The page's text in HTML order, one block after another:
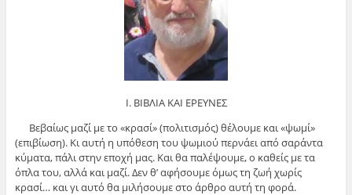
Ι. ΒΙΒΛΙΑ ΚΑΙ ΕΡΕΥΝΕΣ
Βεβαίως μαζί με το «κρασί» (πολιτισμός) θέλουμε και «ψωμί»
(επιβίωση). Κι αυτή η υπόθεση του ψωμιού περνάει από σαράντα
κύματα, πάλι στην εποχή μας. Και θα παλέψουμε, ο καθείς με τα
όπλα του, αλλά και μαζί. Δεν θ’ αφήσουμε όμως τη ζωή χωρίς
κρασί… και γι αυτό θα μιλήσουμε στο άρθρο αυτή τη φορά.